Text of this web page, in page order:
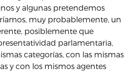
y algunas pretendemos
muy probablemente, un
posiblemente que
parlamentaria,
categorías, con las mismas
y con los mismos agentes